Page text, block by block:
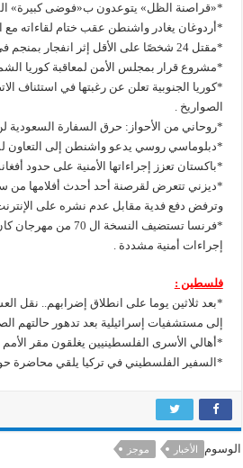
*«قراصنة الظل» يتوعدون ب«فوضى كبيرة»
*أردوغان يغادر واشنطن عقب ختام لقاءاته مع
*مقتل 24 شخصًا على الأقل إثر انفجار بمنجم في جنوب أفريقيا .
*مشروع قرار بمجلس الأمن لمعاقبة كوريا
*كوريا الجنوبية تعلن عن رغبتها في استئناف
الصواريخ .
*روحاني من الأحواز: حرق السفارة السعودية
*دبلوماسي روسي يدعو واشنطن إلى التعاون
*باكستان تعزز إجراءاتها الأمنية على حدود
*ديزني تتعرض لقرصنة أحد أحدث أفلامها من
وترفض دفع فدية مقابل عدم نشره على
*فرنسا تستضيف النسخة
إجراءات أمنية مشددة .
فلسطين :
*بعد ثلاثين يوما على انطلاق إضرابهم.. نقل
إلى مستشفيات إسرائيلية بعد تدهور حالتهم
*أهالي الأسرى الفلسطينيين يغلقون مقر الأمم
*السفير الفلسطيني في تركيا يلقي محاضرة
الوسوم الأخبار موجز